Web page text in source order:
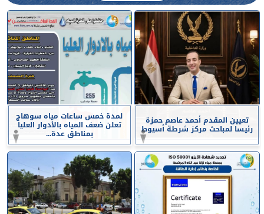
تعيين المقدم أحمد عاصم حمزة
رئيسا لمباحث مركز شرطة أسيوط
لمدة خمس ساعات مياه سوهاج
تعلن ضعف المياه بالأدوار العليا
بمناطق عدة...